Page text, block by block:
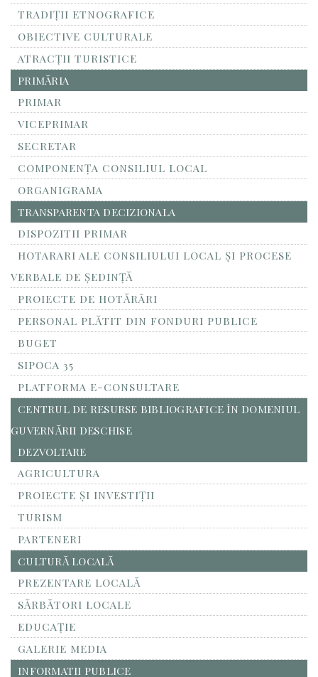
TRADIȚII ETNOGRAFICE
OBIECTIVE CULTURALE
ATRACȚII TURISTICE
PRIMĂRIA
PRIMAR
VICEPRIMAR
SECRETAR
COMPONENȚA CONSILIUL LOCAL
ORGANIGRAMA
TRANSPARENTA DECIZIONALA
DISPOZITII PRIMAR
HOTARARI ALE CONSILIULUI LOCAL ȘI PROCESE
VERBALE DE ȘEDINȚĂ
PROIECTE DE HOTĂRÂRI
PERSONAL PLĂTIT DIN FONDURI PUBLICE
BUGET
SIPOCA 35
PLATFORMA E-CONSULTARE
CENTRUL DE RESURSE BIBLIOGRAFICE ÎN DOMENIUL
GUVERNĂRII DESCHISE
DEZVOLTARE
AGRICULTURA
PROIECTE ȘI INVESTIȚII
TURISM
PARTENERI
CULTURĂ LOCALĂ
PREZENTARE LOCALĂ
SĂRBĂTORI LOCALE
EDUCAȚIE
GALERIE MEDIA
INFORMATII PUBLICE